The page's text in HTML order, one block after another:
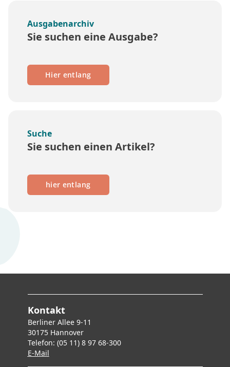
Ausgabenarchiv
Sie suchen eine Ausgabe?
Hier entlang
Suche
Sie suchen einen Artikel?
hier entlang
Kontakt
Berliner Allee 9-11
30175 Hannover
Telefon: (05 11) 8 97 68-300
E-Mail